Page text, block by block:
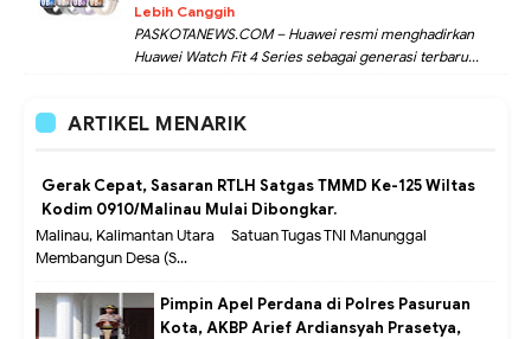
Lebih Canggih
PASKOTANEWS.COM – Huawei resmi menghadirkan
Huawei Watch Fit 4 Series sebagai generasi terbaru...
ARTIKEL MENARIK
Gerak Cepat, Sasaran RTLH Satgas TMMD Ke-125 Wiltas
Kodim 0910/Malinau Mulai Dibongkar.
Malinau, Kalimantan Utara – Satuan Tugas TNI Manunggal
Membangun Desa (S...
Pimpin Apel Perdana di Polres Pasuruan
Kota, AKBP Arief Ardiansyah Prasetya,